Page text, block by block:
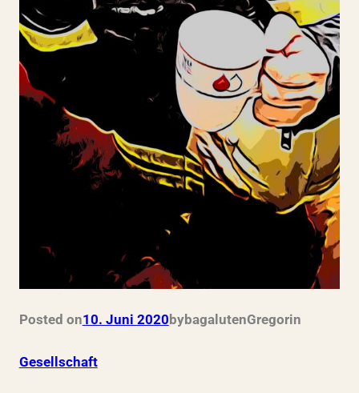
Posted on10. Juni 2020 bybagalutenGregorin
Gesellschaft